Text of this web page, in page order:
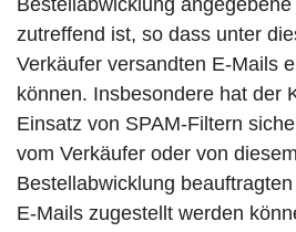
Bestellabwicklung
zutreffend ist, so dass unter
Verkäufer versandten E-Mails
können. Insbesondere hat der
Einsatz von SPAM-Filtern
vom Verkäufer oder von
Bestellabwicklung
E-Mails zugestellt werden